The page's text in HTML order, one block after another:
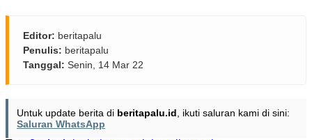
Editor: beritapalu
Penulis: beritapalu
Tanggal: Senin, 14 Mar 22
Untuk update berita di beritapalu.id, ikuti saluran kami di sini:
Saluran WhatsApp